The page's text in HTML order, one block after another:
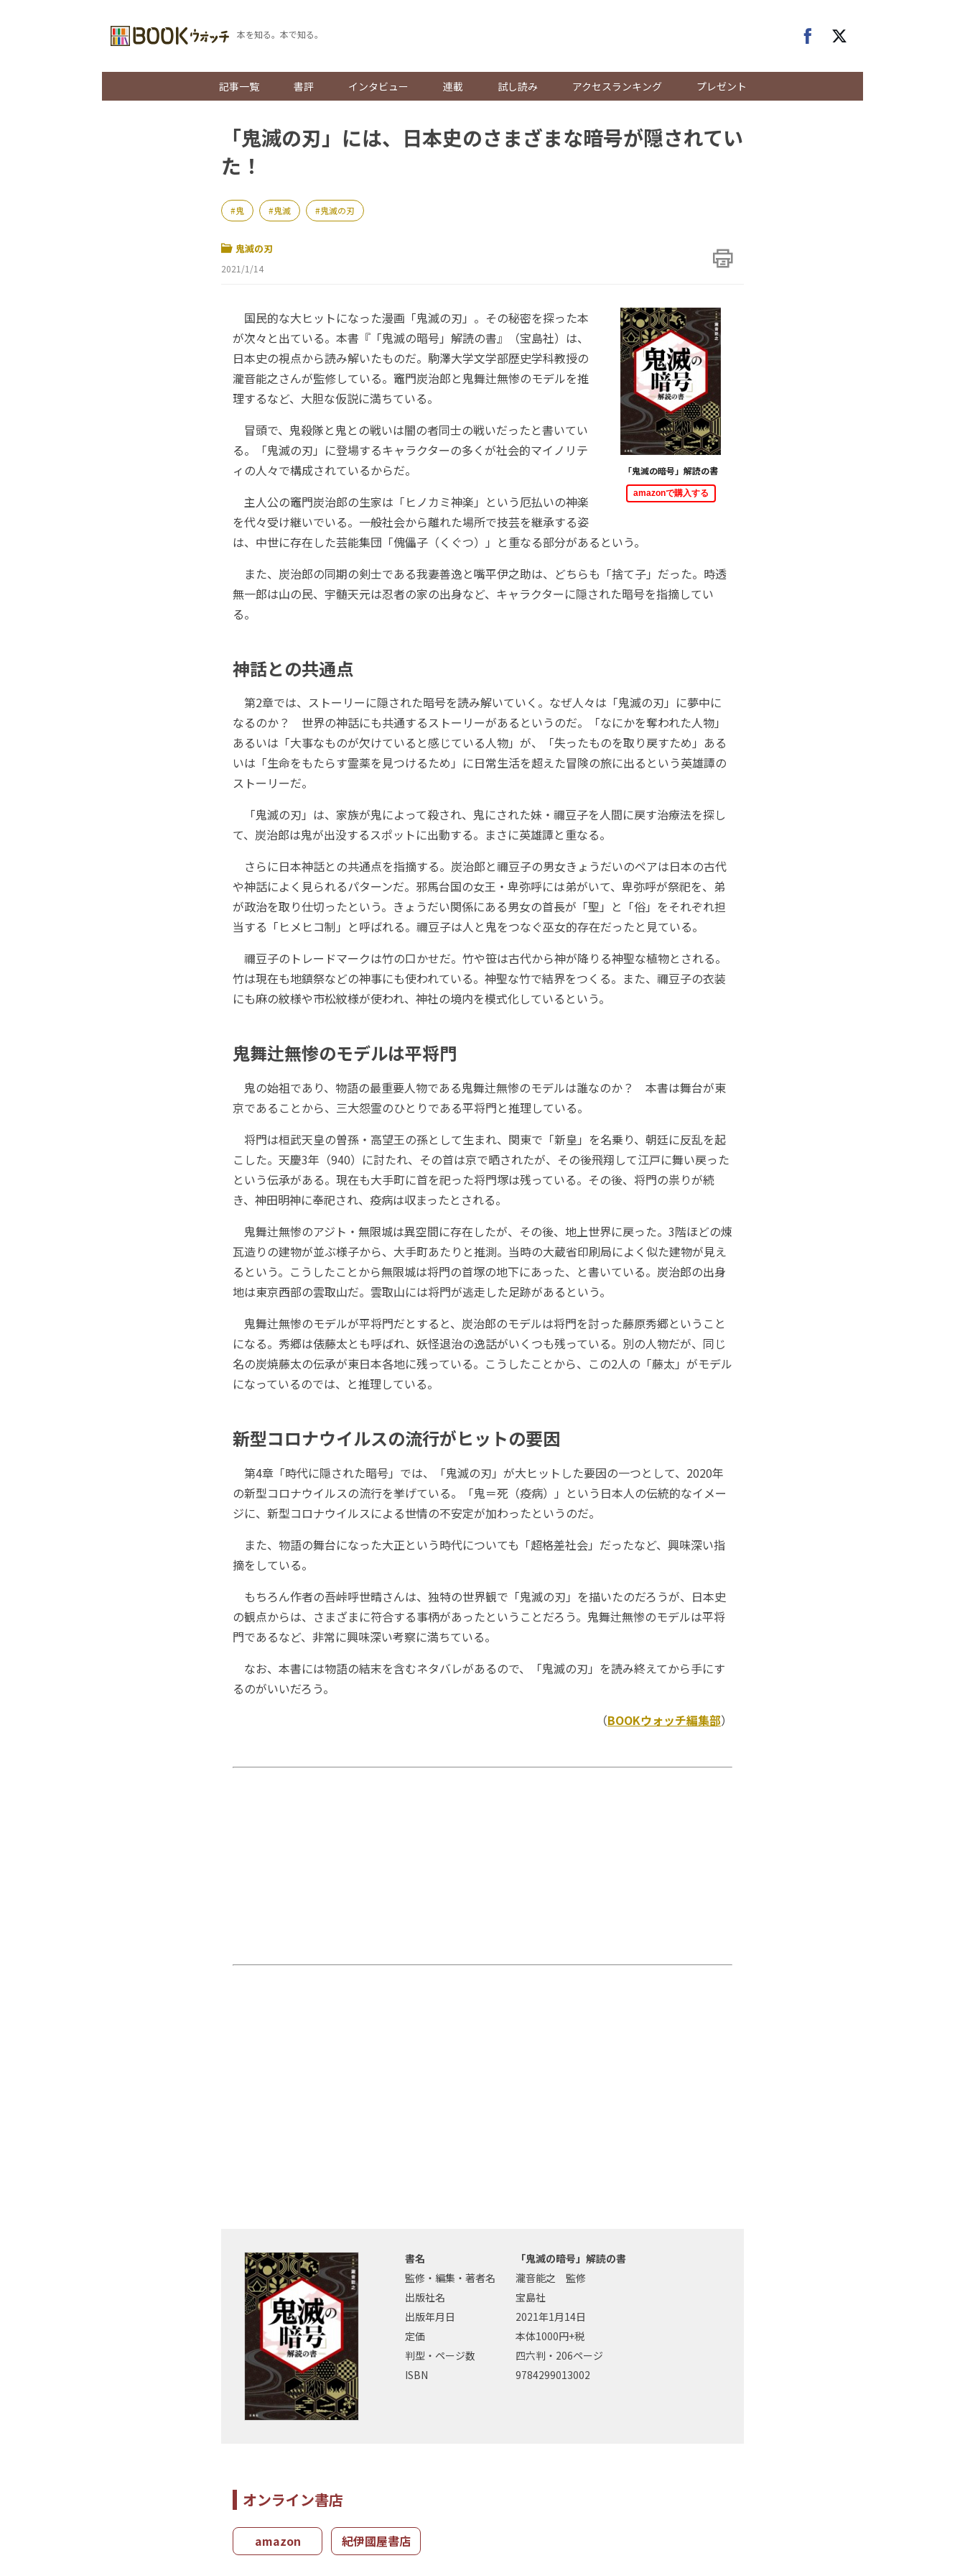
本を知る。本で知る。
記事一覧 書評 インタビュー 連載 試し読み アクセスランキング プレゼント
「鬼滅の刃」には、日本史のさまざまな暗号が隠されてい
た！
鬼 鬼滅 鬼滅の刃
鬼滅の刃
2021/1/14
「鬼滅の暗号」解読の書
amazonで購入する
国民的な大ヒットになった漫画「鬼滅の刃」。その秘密を探った本
が次々と出ている。本書『「鬼滅の暗号」解読の書』（宝島社）は、
日本史の視点から読み解いたものだ。駒澤大学文学部歴史学科教授の
瀧音能之さんが監修している。竈門炭治郎と鬼舞辻無惨のモデルを推
理するなど、大胆な仮説に満ちている。
冒頭で、鬼殺隊と鬼との戦いは闇の者同士の戦いだったと書いてい
る。「鬼滅の刃」に登場するキャラクターの多くが社会的マイノリテ
ィの人々で構成されているからだ。
主人公の竈門炭治郎の生家は「ヒノカミ神楽」という厄払いの神楽
を代々受け継いでいる。一般社会から離れた場所で技芸を継承する姿
は、中世に存在した芸能集団「傀儡子（くぐつ）」と重なる部分があるという。
また、炭治郎の同期の剣士である我妻善逸と嘴平伊之助は、どちらも「捨て子」だった。時透
無一郎は山の民、宇髄天元は忍者の家の出身など、キャラクターに隠された暗号を指摘してい
る。
神話との共通点
第2章では、ストーリーに隠された暗号を読み解いていく。なぜ人々は「鬼滅の刃」に夢中に
なるのか？ 世界の神話にも共通するストーリーがあるというのだ。「なにかを奪われた人物」
あるいは「大事なものが欠けていると感じている人物」が、「失ったものを取り戻すため」ある
いは「生命をもたらす霊薬を見つけるため」に日常生活を超えた冒険の旅に出るという英雄譚の
ストーリーだ。
「鬼滅の刃」は、家族が鬼によって殺され、鬼にされた妹・禰豆子を人間に戻す治療法を探し
て、炭治郎は鬼が出没するスポットに出動する。まさに英雄譚と重なる。
さらに日本神話との共通点を指摘する。炭治郎と禰豆子の男女きょうだいのペアは日本の古代
や神話によく見られるパターンだ。邪馬台国の女王・卑弥呼には弟がいて、卑弥呼が祭祀を、弟
が政治を取り仕切ったという。きょうだい関係にある男女の首長が「聖」と「俗」をそれぞれ担
当する「ヒメヒコ制」と呼ばれる。禰豆子は人と鬼をつなぐ巫女的存在だったと見ている。
禰豆子のトレードマークは竹の口かせだ。竹や笹は古代から神が降りる神聖な植物とされる。
竹は現在も地鎮祭などの神事にも使われている。神聖な竹で結界をつくる。また、禰豆子の衣装
にも麻の紋様や市松紋様が使われ、神社の境内を模式化しているという。
鬼舞辻無惨のモデルは平将門
鬼の始祖であり、物語の最重要人物である鬼舞辻無惨のモデルは誰なのか？ 本書は舞台が東
京であることから、三大怨霊のひとりである平将門と推理している。
将門は桓武天皇の曽孫・高望王の孫として生まれ、関東で「新皇」を名乗り、朝廷に反乱を起
こした。天慶3年（940）に討たれ、その首は京で晒されたが、その後飛翔して江戸に舞い戻った
という伝承がある。現在も大手町に首を祀った将門塚は残っている。その後、将門の祟りが続
き、神田明神に奉祀され、疫病は収まったとされる。
鬼舞辻無惨のアジト・無限城は異空間に存在したが、その後、地上世界に戻った。3階ほどの煉
瓦造りの建物が並ぶ様子から、大手町あたりと推測。当時の大蔵省印刷局によく似た建物が見え
るという。こうしたことから無限城は将門の首塚の地下にあった、と書いている。炭治郎の出身
地は東京西部の雲取山だ。雲取山には将門が逃走した足跡があるという。
鬼舞辻無惨のモデルが平将門だとすると、炭治郎のモデルは将門を討った藤原秀郷ということ
になる。秀郷は俵藤太とも呼ばれ、妖怪退治の逸話がいくつも残っている。別の人物だが、同じ
名の炭焼藤太の伝承が東日本各地に残っている。こうしたことから、この2人の「藤太」がモデル
になっているのでは、と推理している。
新型コロナウイルスの流行がヒットの要因
第4章「時代に隠された暗号」では、「鬼滅の刃」が大ヒットした要因の一つとして、2020年
の新型コロナウイルスの流行を挙げている。「鬼＝死（疫病）」という日本人の伝統的なイメー
ジに、新型コロナウイルスによる世情の不安定が加わったというのだ。
また、物語の舞台になった大正という時代についても「超格差社会」だったなど、興味深い指
摘をしている。
もちろん作者の吾峠呼世晴さんは、独特の世界観で「鬼滅の刃」を描いたのだろうが、日本史
の観点からは、さまざまに符合する事柄があったということだろう。鬼舞辻無惨のモデルは平将
門であるなど、非常に興味深い考察に満ちている。
なお、本書には物語の結末を含むネタバレがあるので、「鬼滅の刃」を読み終えてから手にす
るのがいいだろう。
（BOOKウォッチ編集部）
書名
「鬼滅の暗号」解読の書
監修・編集・著者名
瀧音能之 監修
出版社名
宝島社
出版年月日
2021年1月14日
定価
本体1000円+税
判型・ページ数
四六判・206ページ
ISBN
9784299013002
オンライン書店
amazon 紀伊國屋書店